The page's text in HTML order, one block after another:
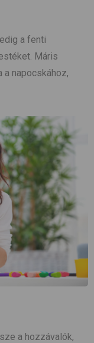
a fenti
Máris
a napocskához,
a hozzávalók,